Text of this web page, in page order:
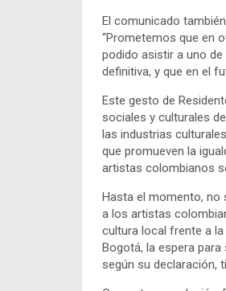
El comunicado
“Prometemos que en
podido asistir a uno
definitiva, y que en el
Este gesto de
sociales y culturales
las industrias
que promueven la
artistas colombianos
Hasta el momento, no
a los artistas
cultura local frente a
Bogotá, la espera
según su declaración,